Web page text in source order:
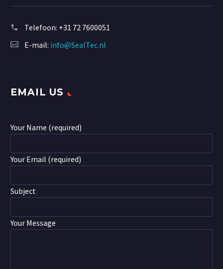
Telefoon: +31 72 7600051
E-mail: info@SealTec.nl
EMAIL US
Your Name (required)
Your Email (required)
Subject
Your Message